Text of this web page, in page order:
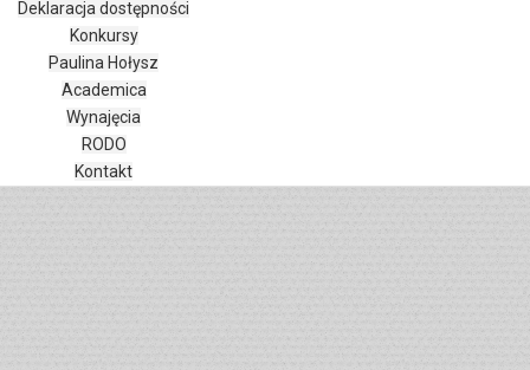
Tryb czytania
Skalowanie treści 100
Czcionka 100%
Wysokość linii100%
Odstęp liter100%
Deklaracja dostępności
Konkursy
Paulina Hołysz
Academica
Wynajęcia
RODO
Kontakt